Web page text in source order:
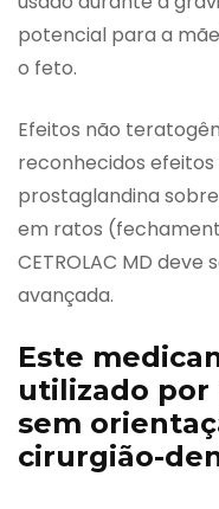
potencial para a
o feto.
Efeitos não
reconhecidos
prostaglandina
em ratos
CETROLAC MD
avançada.
Este
utilizado por
sem
cirurgião-